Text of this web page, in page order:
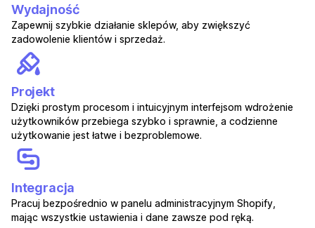
Wydajność
Zapewnij szybkie działanie sklepów, aby zwiększyć
zadowolenie klientów i sprzedaż.
Projekt
Dzięki prostym procesom i intuicyjnym interfejsom wdrożenie
użytkowników przebiega szybko i sprawnie, a codzienne
użytkowanie jest łatwe i bezproblemowe.
Integracja
Pracuj bezpośrednio w panelu administracyjnym Shopify,
mając wszystkie ustawienia i dane zawsze pod ręką.